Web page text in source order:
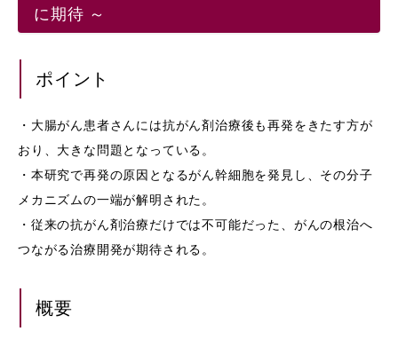
に期待 ～
ポイント
・⼤腸がん患者さんには抗がん剤治療後も再発をきたす⽅が
おり、⼤きな問題となっている。
・本研究で再発の原因となるがん幹細胞を発⾒し、その分⼦
メカニズムの⼀端が解明された。
・従来の抗がん剤治療だけでは不可能だった、がんの根治へ
つながる治療開発が期待される。
概要